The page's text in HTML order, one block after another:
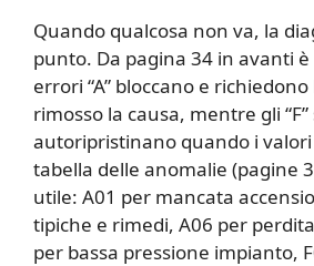
Quando qualcosa non va, la
punto. Da pagina 34 in avanti
errori “A” bloccano e
rimosso la causa, mentre gli “F”
autoripristinano quando i
tabella delle anomalie (pagine
utile: A01 per mancata
tipiche e rimedi, A06 per
per bassa pressione impianto,